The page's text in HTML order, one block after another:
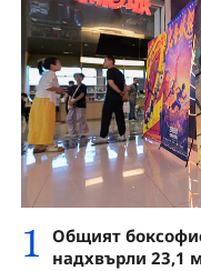
1 Общият
надхвърли 23,1